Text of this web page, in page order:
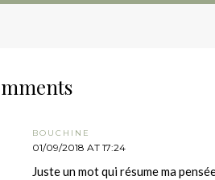
BOUCHINE
01/09/2018 AT 17:24
Juste un mot qui résume ma